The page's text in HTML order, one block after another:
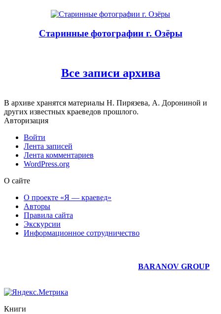
Старинные фотографии г. Озёры
Все записи архива
В архиве хранятся материалы Н. Пирязева, А. Дорониной и
других известных краеведов прошлого.
Авторизация
Войти
Лента записей
Лента комментариев
WordPress.org
О сайте
О проекте «Я — краевед»
Авторы
Правила сайта
Экскурсии
Информационное сотрудничество
BARANOV GROUP
Книги